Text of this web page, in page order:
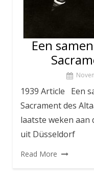
Een
1939 Article Een
Sacrament des
laatste weken aan
uit Düsseldorf
Read More